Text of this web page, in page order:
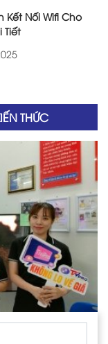
Kết Nối Wifi Cho
Tiết
THỨC